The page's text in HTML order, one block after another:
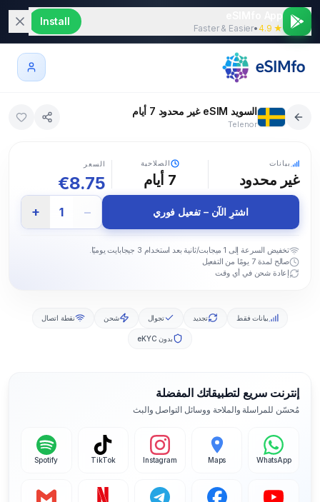
★ 4.9
•
Faster & Easier
Install
السويد eSIM غير محدود 7 أيام
Telenor
بيانات
غير محدود
الصلاحية
7 أيام
السعر
€8.75
اشترِ الآن – تفعيل فوري −
1
+
تخفيض السرعة إلى 1 ميجابت/ثانية بعد استخدام 3 جيجابايت يوميًا.
صالح لمدة 7 يومًا من التفعيل
إعادة شحن في أي وقت
بيانات فقط تجديد تجوال شحن نقطة اتصال
بدون eKYC
إنترنت سريع لتطبيقاتك المفضلة
مُحسّن للمراسلة والملاحة ووسائل التواصل والبث
WhatsApp
Maps
Instagram
TikTok
Spotify